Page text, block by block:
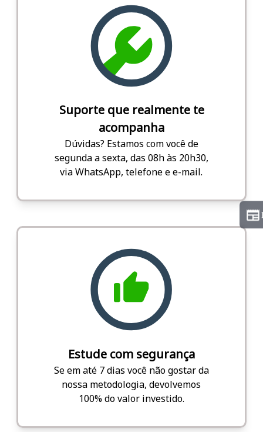
Suporte que realmente te
acompanha
Dúvidas? Estamos com você de
segunda a sexta, das 08h às 20h30,
via WhatsApp, telefone e e-mail.
Estude com segurança
Se em até 7 dias você não gostar da
nossa metodologia, devolvemos
100% do valor investido.